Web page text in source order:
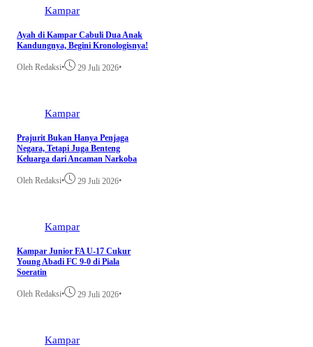
Kampar
Ayah di Kampar Cabuli Dua Anak
Kandungnya, Begini Kronologisnya!
Oleh Redaksi• 29 Juli 2026•
Kampar
Prajurit Bukan Hanya Penjaga
Negara, Tetapi Juga Benteng
Keluarga dari Ancaman Narkoba
Oleh Redaksi• 29 Juli 2026•
Kampar
Kampar Junior FA U-17 Cukur
Young Abadi FC 9-0 di Piala
Soeratin
Oleh Redaksi• 29 Juli 2026•
Kampar